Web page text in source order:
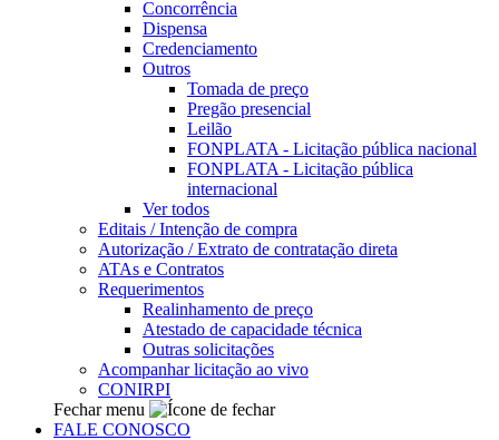
Concorrência
Dispensa
Credenciamento
Outros
Tomada de preço
Pregão presencial
Leilão
FONPLATA - Licitação pública nacional
FONPLATA - Licitação pública
internacional
Ver todos
Editais / Intenção de compra
Autorização / Extrato de contratação direta
ATAs e Contratos
Requerimentos
Realinhamento de preço
Atestado de capacidade técnica
Outras solicitações
Acompanhar licitação ao vivo
CONIRPI
Fechar menu
FALE CONOSCO